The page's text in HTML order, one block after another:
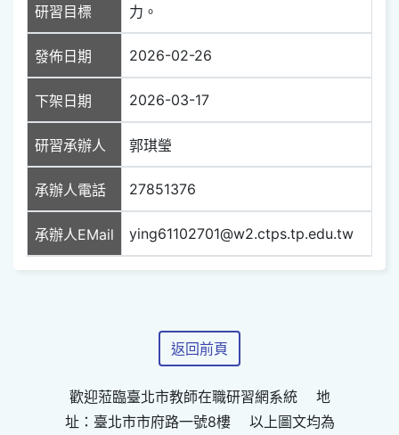
研習目標
力。
發佈日期 2026-02-26
下架日期 2026-03-17
研習承辦人 郭琪瑩
承辦人電話 27851376
承辦人EMail ying61102701@w2.ctps.tp.edu.tw
返回前頁
歡迎蒞臨臺北市教師在職研習網系統 地
址：臺北市市府路一號8樓 以上圖文均為